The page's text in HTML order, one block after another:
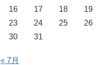
16
17 18 19
23
24 25 26
30
31
« 7月